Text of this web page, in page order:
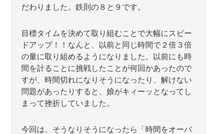
だわりました。鉄則の８と９です。
目標タイムを決めて取り組むことで大幅にスピー
ドアップ！！なんと、以前と同じ時間で２倍３倍
の量に取り組めるようになりました。以前にも時
間を計ることに挑戦したことが何回かあったので
すが、時間切れになりそうになったり、解けない
問題があったりすると、娘がキィーッとなってし
まって挫折していました。
今回は、そうなりそうになったら「時間をオーバ